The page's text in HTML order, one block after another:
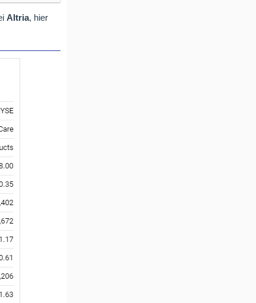
Altria, hier